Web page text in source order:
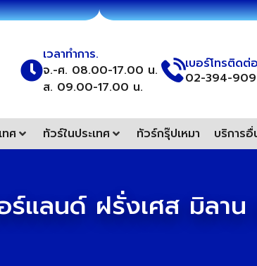
เวลาทำการ.
จ.-ศ. 08.00-17.00 น.
ส. 09.00-17.00 น.
เบอร์โทรติดต่
02-394-
ทศ ทัวร์ในประเทศ ทัวร์กรุ๊ปเหมา บริการ
ร์แลนด์ ฝรั่งเศส มิลาน